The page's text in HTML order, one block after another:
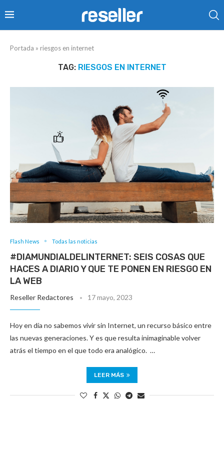
Portada » riesgos en internet
TAG: RIESGOS EN INTERNET
Flash News Todas las noticias
#DIAMUNDIALDELINTERNET: SEIS COSAS QUE
HACES A DIARIO Y QUE TE PONEN EN RIESGO EN
LA WEB
Reseller Redactores 17 mayo, 2023
Hoy en día no sabemos vivir sin Internet, un recurso básico entre
las nuevas generaciones. Y es que resulta inimaginable volver
atrás el tiempo en el que todo era analógico. …
LEER MÁS